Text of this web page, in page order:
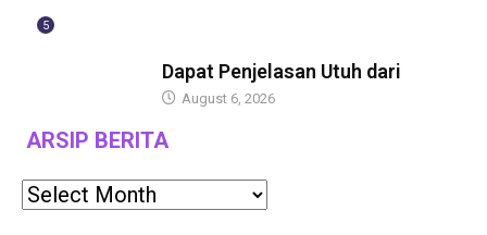
5
Dapat Penjelasan Utuh dari
August 6, 2026
ARSIP BERITA